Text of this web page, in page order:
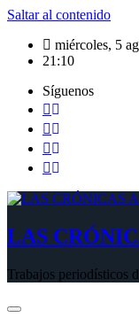
Saltar al contenido
miércoles, 5
21:10
Síguenos
LAS
Trabajos periodísticos